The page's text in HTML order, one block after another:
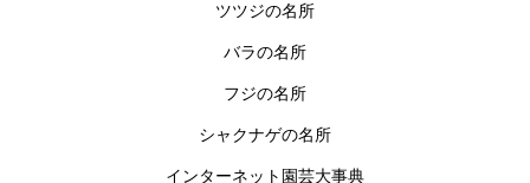
ツツジの名所
バラの名所
フジの名所
シャクナゲの名所
インターネット園芸大事典